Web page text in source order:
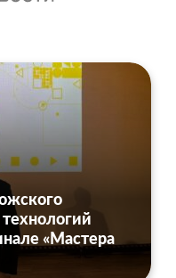
«Мастера